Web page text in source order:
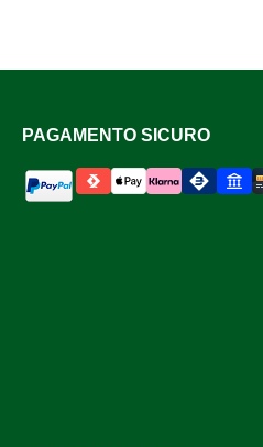
PAGAMENTO SICURO